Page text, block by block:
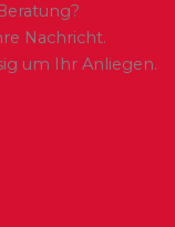
Nachricht.
um Ihr Anliegen.